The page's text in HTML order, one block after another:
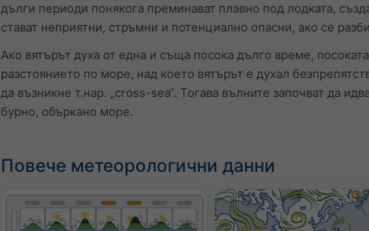
дълги периоди понякога преминават плавно под лодката,
стават неприятни, стръмни и потенциално опасни, ако се
Ако вятърът духа от една и съща посока дълго време,
разстоянието по море, над което вятърът е духал
да възникне т.нар. „cross-sea“. Тогава вълните започват да
бурно, объркано море.
Повече метеорологични данни